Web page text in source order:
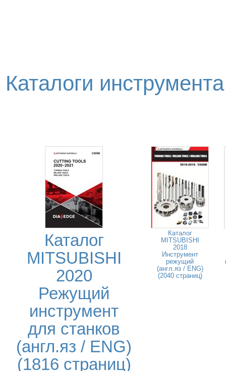
Каталоги
Каталог
MITSUBISHI
2020
Режущий
инструмент
для станков
(англ.яз / ENG)
(1816 страниц)
Каталог
MITSUBISHI
2018
Инструмент
режущий
(англ.яз / ENG)
(2040 страниц)